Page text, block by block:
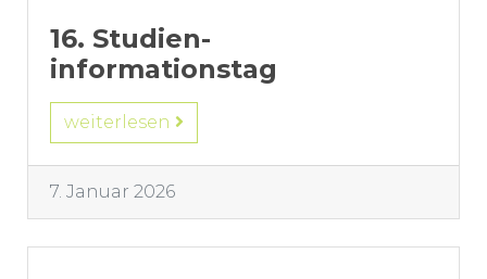
16. Studien-
informationstag
weiterlesen
7. Januar 2026